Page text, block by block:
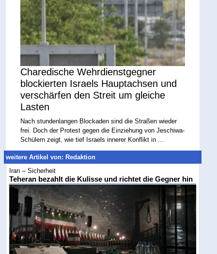
Charedische Wehrdienstgegner
blockierten Israels Hauptachsen und
verschärfen den Streit um gleiche
Lasten
Nach stundenlangen Blockaden sind die Straßen wieder
frei. Doch der Protest gegen die Einziehung von Jeschiwa-
Schülern zeigt, wie tief Israels innerer Konflikt in ...
weitere Artikel von: Redaktion
Iran -- Sicherheit
Teheran bezahlt die Kulisse und richtet die Gegner hin